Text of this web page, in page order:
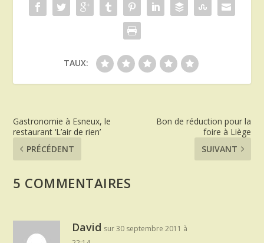
TAUX:
Gastronomie à Esneux, le
restaurant ‘L’air de rien’
PRÉCÉDENT
Bon de réduction pour la
foire à Liège
SUIVANT
5 COMMENTAIRES
David sur 30 septembre 2011 à